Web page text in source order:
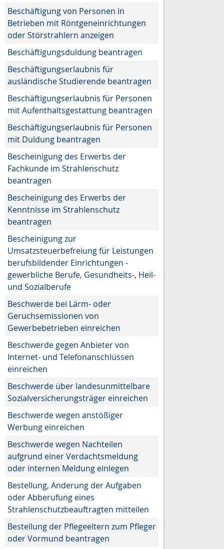
Beschäftigung von Personen in
Betrieben mit Röntgeneinrichtungen
oder Störstrahlern anzeigen
Beschäftigungsduldung beantragen
Beschäftigungserlaubnis für
ausländische Studierende beantragen
Beschäftigungserlaubnis für Personen
mit Aufenthaltsgestattung beantragen
Beschäftigungserlaubnis für Personen
mit Duldung beantragen
Bescheinigung des Erwerbs der
Fachkunde im Strahlenschutz
beantragen
Bescheinigung des Erwerbs der
Kenntnisse im Strahlenschutz
beantragen
Bescheinigung zur
Umsatzsteuerbefreiung für Leistungen
berufsbildender Einrichtungen -
gewerbliche Berufe, Gesundheits-, Heil-
und Sozialberufe
Beschwerde bei Lärm- oder
Geruchsemissionen von
Gewerbebetrieben einreichen
Beschwerde gegen Anbieter von
Internet- und Telefonanschlüssen
einreichen
Beschwerde über landesunmittelbare
Sozialversicherungsträger einreichen
Beschwerde wegen anstößiger
Werbung einreichen
Beschwerde wegen Nachteilen
aufgrund einer Verdachtsmeldung
oder internen Meldung einlegen
Bestellung, Änderung der Aufgaben
oder Abberufung eines
Strahlenschutzbeauftragten mitteilen
Bestellung der Pflegeeltern zum Pfleger
oder Vormund beantragen